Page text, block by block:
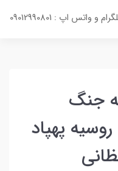
و واتس اپ : 09012990801
جنگ
روسیه پهپاد